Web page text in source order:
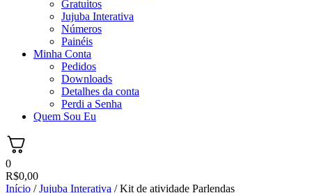
Gratuitos
Jujuba Interativa
Números
Painéis
Minha Conta
Pedidos
Downloads
Detalhes da conta
Perdi a Senha
Quem Sou Eu
0
R$0,00
Início /Jujuba Interativa / Kit de atividade Parlendas